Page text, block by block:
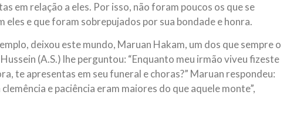
em relação a eles. Por isso, não foram poucos os que se
eles e que foram sobrepujados por sua bondade e honra.
deixou este mundo, Maruan Hakam, um dos que sempre o
(A.S.) lhe perguntou: “Enquanto meu irmão viveu fizeste
te apresentas em seu funeral e choras?” Maruan respondeu:
e paciência eram maiores do que aquele monte”,